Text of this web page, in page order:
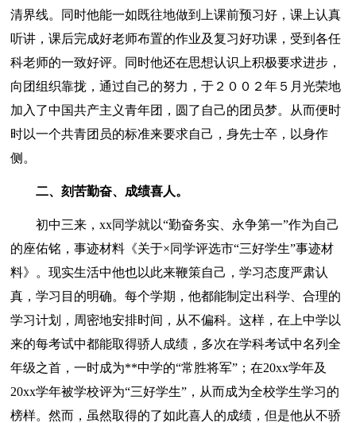
清界线。同时他能一如既往地做到上课前预习好，课上认真
听讲，课后完成好老师布置的作业及复习好功课，受到各任
科老师的一致好评。同时他还在思想认识上积极要求进步，
向团组织靠拢，通过自己的努力，于２００２年５月光荣地
加入了中国共产主义青年团，圆了自己的团员梦。从而便时
时以一个共青团员的标准来要求自己，身先士卒，以身作
侧。
二、刻苦勤奋、成绩喜人。
初中三来，xx同学就以“勤奋务实、永争第一”作为自己
的座佑铭，事迹材料《关于×同学评选市“三好学生”事迹材
料》。现实生活中他也以此来鞭策自己，学习态度严肃认
真，学习目的明确。每个学期，他都能制定出科学、合理的
学习计划，周密地安排时间，从不偏科。这样，在上中学以
来的每考试中都能取得骄人成绩，多次在学科考试中名列全
年级之首，一时成为**中学的“常胜将军”；在20xx学年及
20xx学年被学校评为“三好学生”，从而成为全校学生学习的
榜样。然而，虽然取得的了如此喜人的成绩，但是他从不骄